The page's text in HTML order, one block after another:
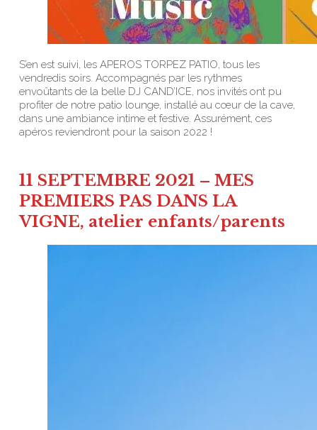
S’en est suivi, les APEROS TORPEZ PATIO, tous les
vendredis soirs. Accompagnés par les rythmes
envoûtants de la belle DJ CAND’ICE, nos invités ont pu
profiter de notre patio lounge, installé au cœur de la cave,
dans une ambiance intime et festive. Assurément, ces
apéros reviendront pour la saison 2022 !
11 SEPTEMBRE 2021 – MES
PREMIERS PAS DANS LA
VIGNE, atelier enfants/parents